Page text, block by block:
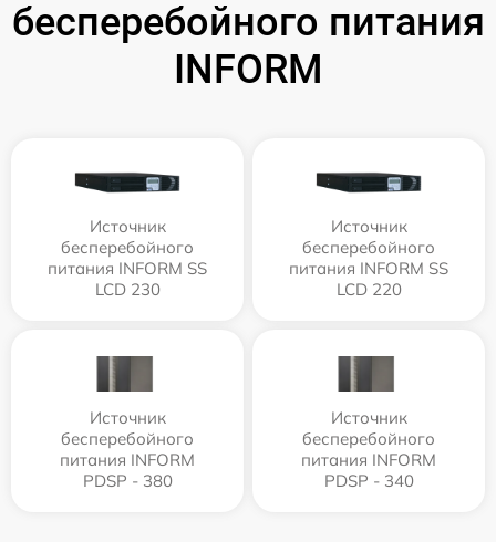
бесперебойного питания
INFORM
Источник
бесперебойного
питания INFORM SS
LCD 230
Источник
бесперебойного
питания INFORM SS
LCD 220
Источник
бесперебойного
питания INFORM
PDSP - 380
Источник
бесперебойного
питания INFORM
PDSP - 340